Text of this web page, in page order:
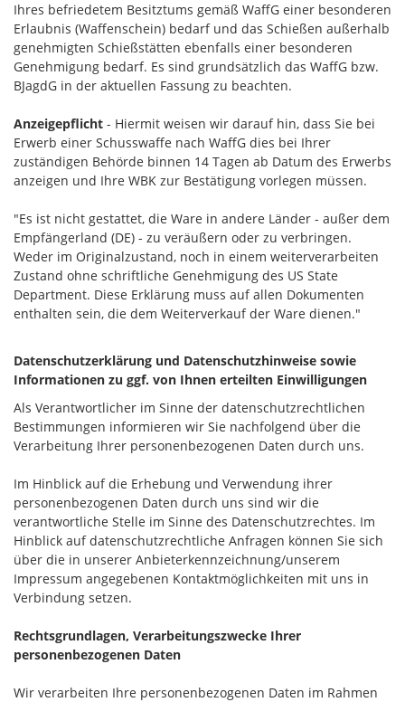
Ihres befriedetem Besitztums gemäß WaffG einer besonderen
Erlaubnis (Waffenschein) bedarf und das Schießen außerhalb
genehmigten Schießstätten ebenfalls einer besonderen
Genehmigung bedarf. Es sind grundsätzlich das WaffG bzw.
BJagdG in der aktuellen Fassung zu beachten.
Anzeigepflicht - Hiermit weisen wir darauf hin, dass Sie bei
Erwerb einer Schusswaffe nach WaffG dies bei Ihrer
zuständigen Behörde binnen 14 Tagen ab Datum des Erwerbs
anzeigen und Ihre WBK zur Bestätigung vorlegen müssen.
"Es ist nicht gestattet, die Ware in andere Länder - außer dem
Empfängerland (DE) - zu veräußern oder zu verbringen.
Weder im Originalzustand, noch in einem weiterverarbeiten
Zustand ohne schriftliche Genehmigung des US State
Department. Diese Erklärung muss auf allen Dokumenten
enthalten sein, die dem Weiterverkauf der Ware dienen."
Datenschutzerklärung und Datenschutzhinweise sowie
Informationen zu ggf. von Ihnen erteilten Einwilligungen
Als Verantwortlicher im Sinne der datenschutzrechtlichen
Bestimmungen informieren wir Sie nachfolgend über die
Verarbeitung Ihrer personenbezogenen Daten durch uns.
Im Hinblick auf die Erhebung und Verwendung ihrer
personenbezogenen Daten durch uns sind wir die
verantwortliche Stelle im Sinne des Datenschutzrechtes. Im
Hinblick auf datenschutzrechtliche Anfragen können Sie sich
über die in unserer Anbieterkennzeichnung/unserem
Impressum angegebenen Kontaktmöglichkeiten mit uns in
Verbindung setzen.
Rechtsgrundlagen, Verarbeitungszwecke Ihrer
personenbezogenen Daten
Wir verarbeiten Ihre personenbezogenen Daten im Rahmen